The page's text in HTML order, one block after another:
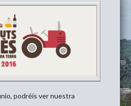
podréis ver nuestra